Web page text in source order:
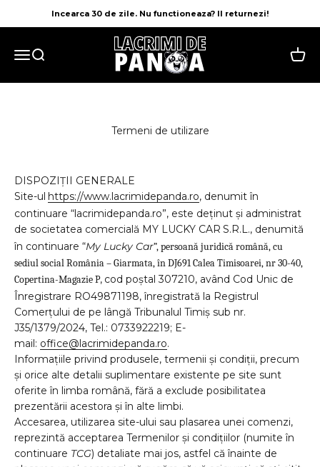
Incearca 30 de zile. Nu functioneaza? Il returnezi!
MeniuCăutare
LACRIMI DE PANDA
Cos
Termeni de utilizare
DISPOZIȚII GENERALE
Site-ul https://www.lacrimidepanda.ro, denumit în
continuare “lacrimidepanda.ro”, este deținut și administrat
de societatea comercială MY LUCKY CAR S.R.L., denumită
în continuare “My Lucky Car”, persoană juridică română, cu
sediul social România – Giarmata, în DJ691 Calea Timisoarei, nr 30-40,
Copertina-Magazie P, cod poștal 307210, având Cod Unic de
Înregistrare RO49871198, înregistrată la Registrul
Comerțului de pe lângă Tribunalul Timiș sub nr.
J35/1379/2024, Tel.: 0733922219; E-
mail: office@lacrimidepanda.ro.
Informațiile privind produsele, termenii și condiții, precum
și orice alte detalii suplimentare existente pe site sunt
oferite în limba română, fără a exclude posibilitatea
prezentării acestora și în alte limbi.
Accesarea, utilizarea site-ului sau plasarea unei comenzi,
reprezintă acceptarea Termenilor și condițiilor (numite în
continuare TCG) detaliate mai jos, astfel că înainte de